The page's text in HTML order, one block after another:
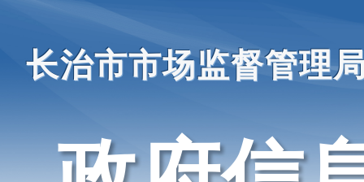
长治市市场监督管理